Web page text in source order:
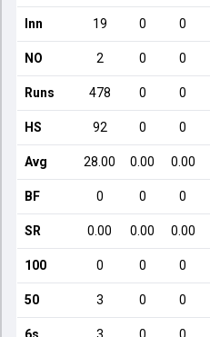
Inn 19 0 0
NO 2 0 0
Runs 478 0 0
HS 92 0 0
Avg 28.00 0.00 0.00
BF 0 0 0
SR 0.00 0.00 0.00
100 0 0 0
50 3 0 0